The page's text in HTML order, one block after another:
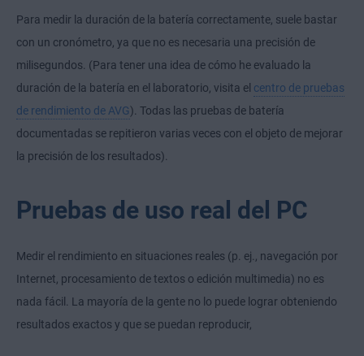
Para medir la duración de la batería correctamente, suele bastar
con un cronómetro, ya que no es necesaria una precisión de
milisegundos. (Para tener una idea de cómo he evaluado la
duración de la batería en el laboratorio, visita el centro de pruebas
de rendimiento de AVG). Todas las pruebas de batería
documentadas se repitieron varias veces con el objeto de mejorar
la precisión de los resultados).
Pruebas de uso real del PC
Medir el rendimiento en situaciones reales (p. ej., navegación por
Internet, procesamiento de textos o edición multimedia) no es
nada fácil. La mayoría de la gente no lo puede lograr obteniendo
resultados exactos y que se puedan reproducir,